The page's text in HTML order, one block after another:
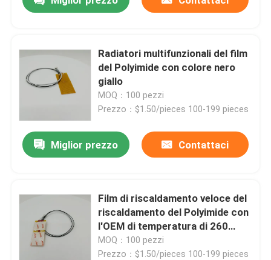
Radiatori multifunzionali del film
del Polyimide con colore nero
giallo
MOQ：100 pezzi
Prezzo：$1.50/pieces 100-199 pieces
Miglior prezzo Contattaci
Film di riscaldamento veloce del
riscaldamento del Polyimide con
l'OEM di temperatura di 260
gradi
MOQ：100 pezzi
Prezzo：$1.50/pieces 100-199 pieces